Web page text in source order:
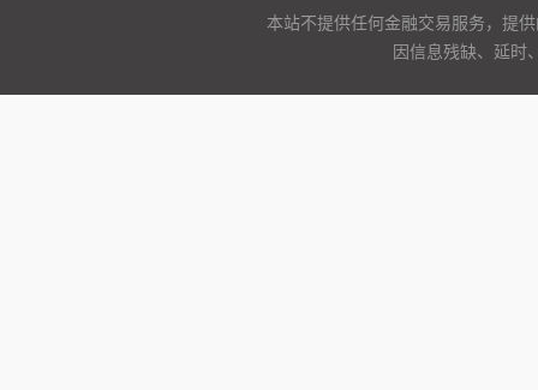
本站不提供任何金融交易服务，提
因信息残缺、延时